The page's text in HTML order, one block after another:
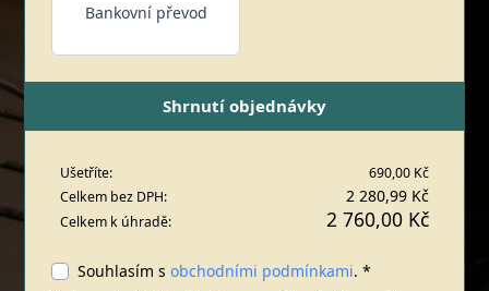
Bankovní převod
Shrnutí objednávky
Ušetříte:
690,00 Kč
Celkem bez DPH:
2 280,99 Kč
Celkem k úhradě: 2 760,00 Kč
Souhlasím sobchodními podmínkami. *